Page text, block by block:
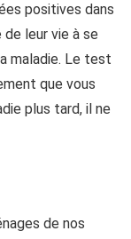
positives dans
leur vie à se
maladie. Le test
que vous
plus tard, il ne
de nos